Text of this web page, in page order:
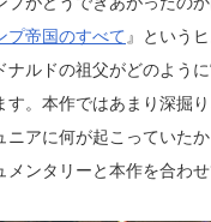
プ帝国のすべて 』という
ナルドの祖父がどのよう
す。本作ではあまり深掘
ニアに何が起こっていた
ンタリーと本作を合わ